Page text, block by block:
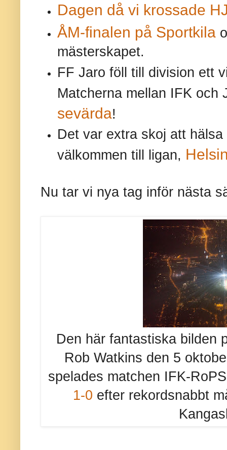
Dagen då vi krossade
ÅM-finalen på Sportkila
mästerskapet.
FF Jaro föll till division ett
Matcherna mellan IFK och
sevärda!
Det var extra skoj att
välkommen till ligan,
Nu tar vi nya tag inför nästa
Den här fantastiska bilden
Rob Watkins den 5
spelades matchen IFK-
1-0 efter rekordsnabbt